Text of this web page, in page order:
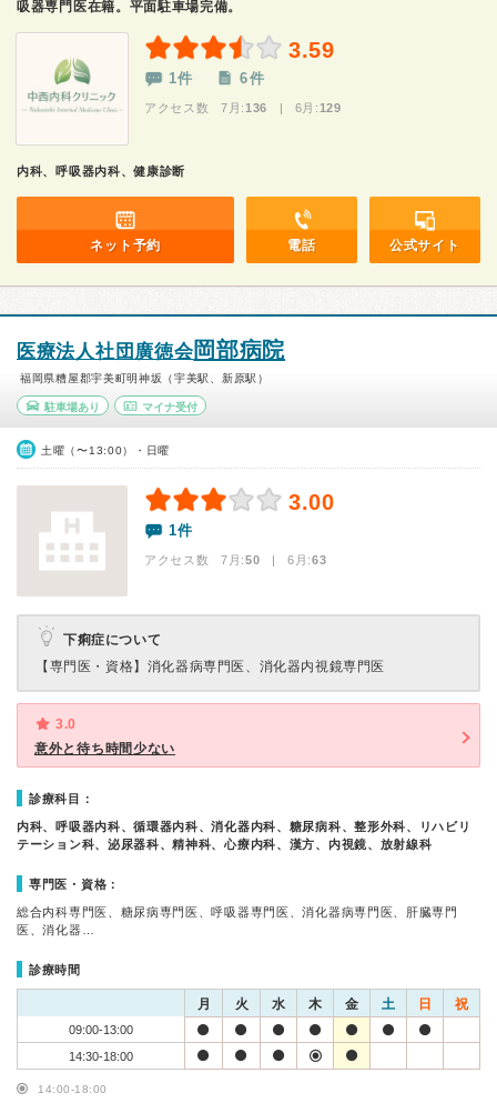
吸器専門医在籍。平面駐車場完備。
3.59
1件 6件
アクセス数 7月: 136 | 6月: 129
内科、呼吸器内科、健康診断
ネット予約 電話 公式サイト
医療法人社団廣徳会岡部病院
福岡県糟屋郡宇美町明神坂（宇美駅、新原駅）
駐車場あり マイナ受付
土曜（〜13:00）・日曜
3.00
1件
アクセス数 7月:50 | 6月:63
下痢症について
【専門医・資格】 消化器病専門医、消化器内視鏡専門医
3.0
意外と待ち時間少ない
診療科目：
内科、呼吸器内科、循環器内科、消化器内科、糖尿病科、整形外科、リハビリ
テーション科、泌尿器科、精神科、心療内科、漢方、内視鏡、放射線科
専門医・資格：
総合内科専門医、糖尿病専門医、呼吸器専門医、消化器病専門医、肝臓専門
医、消化器…
診療時間
月 火 水 木 金 土 日 祝
09:00-13:00
14:30-18:00
14:00-18:00